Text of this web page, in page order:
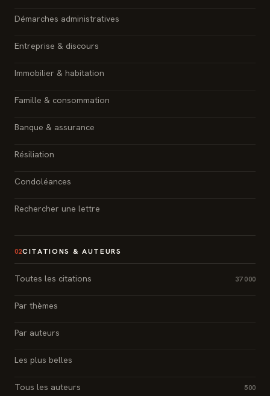
Démarches administratives
Entreprise & discours
Immobilier & habitation
Famille & consommation
Banque & assurance
Résiliation
Condoléances
Rechercher une lettre
02CITATIONS & AUTEURS
Toutes les citations 37 000
Par thèmes
Par auteurs
Les plus belles
Tous les auteurs 500